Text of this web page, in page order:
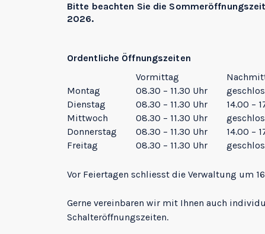
Bitte beachten Sie die
2026.
Ordentliche Öffnungszeiten
Vormittag
Montag
08.30 – 11.30 Uhr
Dienstag
08.30 – 11.30 Uhr
14.00 –
Mittwoch
08.30 – 11.30 Uhr
Donnerstag
08.30 – 11.30 Uhr
14.00 –
Freitag
08.30 – 11.30 Uhr
Vor Feiertagen schliesst die Verwaltung um
Gerne vereinbaren wir mit Ihnen auch
Schalteröffnungszeiten.